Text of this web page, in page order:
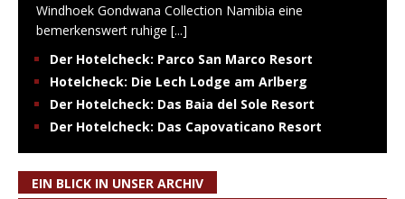
Windhoek Gondwana Collection Namibia eine
bemerkenswert ruhige [...]
Der Hotelcheck: Parco San Marco Resort
Hotelcheck: Die Lech Lodge am Arlberg
Der Hotelcheck: Das Baia del Sole Resort
Der Hotelcheck: Das Capovaticano Resort
EIN BLICK IN UNSER ARCHIV